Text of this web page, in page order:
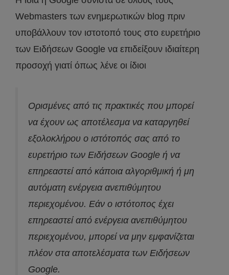
Webmasters των ενημερωτικών blog πριν
υποβάλλουν τον ιστοτοπό τους στο ευρετήριο
των Ειδήσεων Google να επιδείξουν ιδιαίτερη
προσοχή γιατί όπως λένε οι ίδιοι
Ορισμένες από τις πρακτικές που μπορεί
να έχουν ως αποτέλεσμα να καταργηθεί
εξολοκλήρου ο ιστότοπός σας από το
ευρετήριο των Ειδήσεων Google ή να
επηρεαστεί από κάποια αλγοριθμική ή μη
αυτόματη ενέργεια ανεπιθύμητου
περιεχομένου. Εάν ο ιστότοπος έχει
επηρεαστεί από ενέργεια ανεπιθύμητου
περιεχομένου, μπορεί να μην εμφανίζεται
πλέον στα αποτελέσματα των Ειδήσεων
Google.